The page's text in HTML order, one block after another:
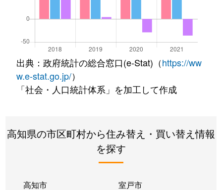
出典：政府統計の総合窓口(e-Stat)（https://ww
w.e-stat.go.jp/）
「社会・人口統計体系」を加工して作成
高知県の市区町村から住み替え・買い替え情報
を探す
高知市 室戸市